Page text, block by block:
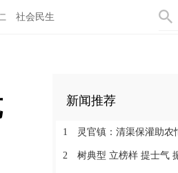
社会民生
新闻推荐
1 灵官镇：清渠保灌助农
2 树典型 立榜样 提士气 振精神丨唐白良：三